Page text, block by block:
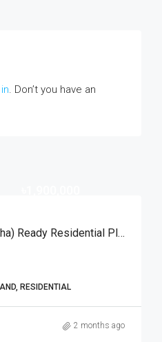
. Don’t you have an
19.70 Decimals (12 Katha) Ready Residential Plot For Urgent Sale At Golapganj, Sylhet | সিলেটের গোলাপগঞ্জে বাড়ি তৈরির জন্য ১৯.৭০ শতাংশের ১০০% উঁচু ও রেডি আবাসিক প্লট জরুরি বিক্রয়
RESIDENTIAL
2 months ago